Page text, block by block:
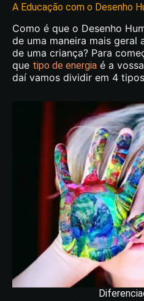
A Educação com o Desenho
Como é que o Desenho
de uma maneira mais geral
de uma criança? Para
que tipo de energia é a
daí vamos dividir em 4